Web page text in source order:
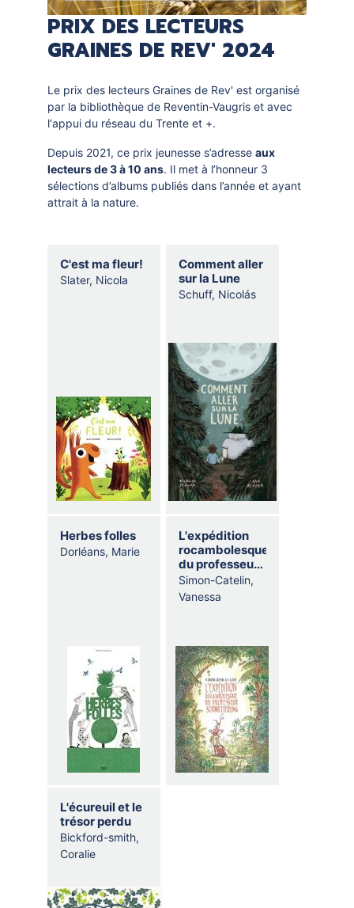
PRIX DES LECTEURS
GRAINES DE REV' 2024
Le prix des lecteurs Graines de Rev' est organisé
par la bibliothèque de Reventin-Vaugris et avec
l‘appui du réseau du Trente et +.
Depuis 2021, ce prix jeunesse s’adresse aux
lecteurs de 3 à 10 ans. Il met à l’honneur 3
sélections d’albums publiés dans l’année et ayant
attrait à la nature.
thematique
C'est ma fleur!
Slater, Nicola
Comment aller
sur la Lune
Schuff, Nicolás
Herbes folles
Dorléans, Marie
L'expédition
rocambolesque
du professeur
Schmetterling
Simon-Catelin,
Vanessa
L'écureuil et le
trésor perdu
Bickford-smith,
Coralie